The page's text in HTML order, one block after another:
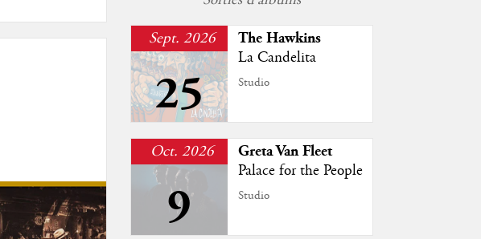
Sept. 2026
25
The Hawkins
La Candelita
Studio
Oct. 2026
9
Greta Van Fleet
Palace for the People
Studio